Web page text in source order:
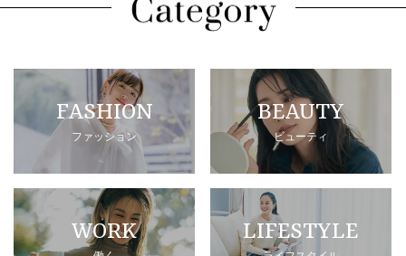
FASHION
ファッション
BEAUTY
ビューティ
WORK LIFESTYLE